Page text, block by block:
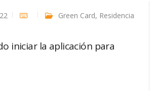
Green Card, Residencia
iniciar la aplicación para